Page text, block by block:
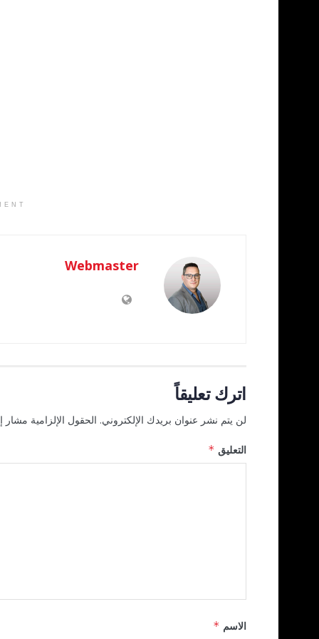
Webmaster
اترك تعليقاً
لن يتم نشر عنوان بريدك الإلكتروني. الحقول الإلزامية مشار
التعليق *
الاسم *